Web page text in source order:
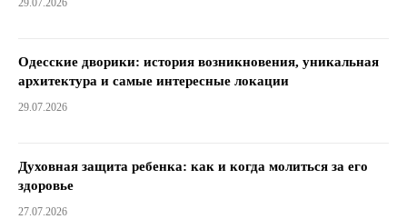
Одесские дворики: история возникновения, уникальная
архитектура и самые интересные локации
29.07.2026
Духовная защита ребенка: как и когда молиться за его
здоровье
27.07.2026